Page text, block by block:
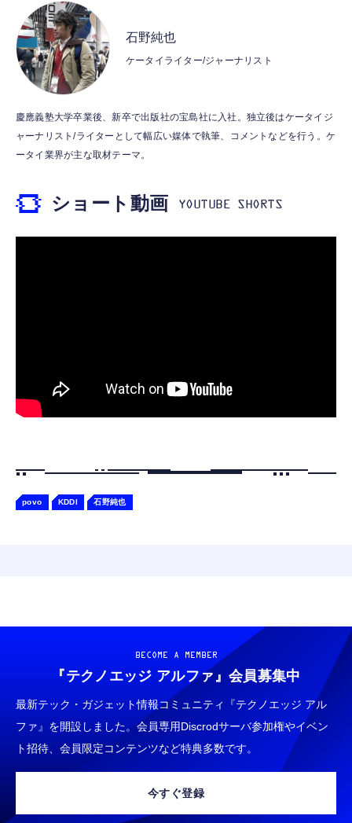
MFi認証 【ハイレゾ音質】 内蔵DAC 遅延な
し 48ビット/96KHz 音量調節対応
【HIFI音質】iphone イヤホンジャック ライ
トニング イヤホン 変換 MFI認証 4極 内蔵
DAC 遅延なし 音量調節/音楽
寝ホン 睡眠用イヤホン 寝ながら 痛くない 超
ット）
￥53,900
霊界コミュニケーションロボット BAKETAN
WARASHI ばけたん ワラシ 桃 MOMO
￥5,400
【ペットロボット 】lopeto AI robot チャー
ジングベース付き ロペット 充電ベース付き
石野純也
ケータイライター/ジャーナリスト
慶應義塾大学卒業後、新卒で出版社の宝島社に入社。独立後はケータイジ
ャーナリスト/ライターとして幅広い媒体で執筆、コメントなどを行う。ケ
ータイ業界が主な取材テーマ。
ショート動画
povo KDDI 石野純也
BECOME A MEMBER
『テクノエッジ アルファ』 会員募集中
最新テック・ガジェット情報コミュニティ『テクノエッジ アル
ファ』を開設しました。会員専用Discrodサーバ参加権やイベン
ト招待、会員限定コンテンツなど特典多数です。
今すぐ登録